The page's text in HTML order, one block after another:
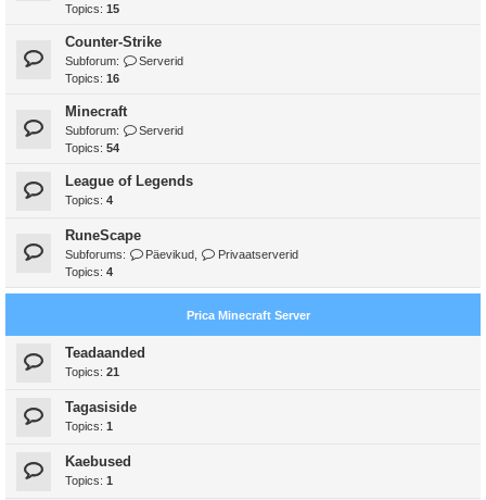
Topics: 15
Counter-Strike
Subforum:
Serverid
Topics: 16
Minecraft
Subforum:
Serverid
Topics: 54
League of Legends
Topics: 4
RuneScape
Subforums: Päevikud
Privaatserverid
Topics: 4
Prica Minecraft Server
Teadaanded
Topics: 21
Tagasiside
Topics: 1
Kaebused
Topics: 1